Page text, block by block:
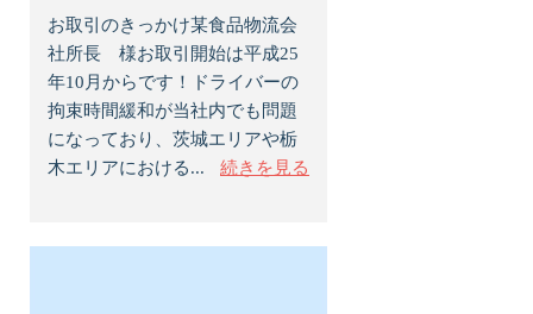
お取引のきっかけ某食品物流会
社所長 様お取引開始は平成25
年10月からです！ドライバーの
拘束時間緩和が当社内でも問題
になっており、茨城エリアや栃
木エリアにおける...
続きを見る